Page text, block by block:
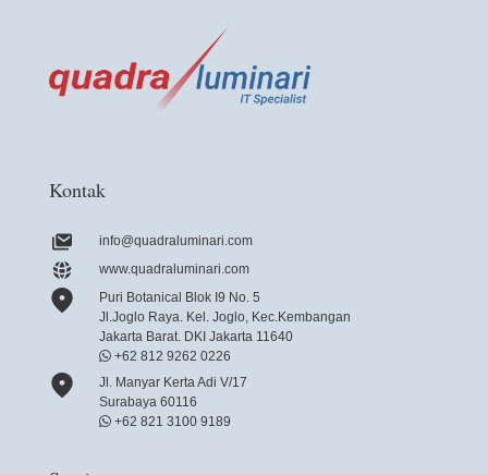
Kontak
info@quadraluminari.com
www.quadraluminari.com
Puri Botanical Blok I9 No. 5
Jl.Joglo Raya. Kel. Joglo, Kec.Kembangan
Jakarta Barat. DKI Jakarta 11640
+62 812 9262 0226
Jl. Manyar Kerta Adi V/17
Surabaya 60116
+62 821 3100 9189